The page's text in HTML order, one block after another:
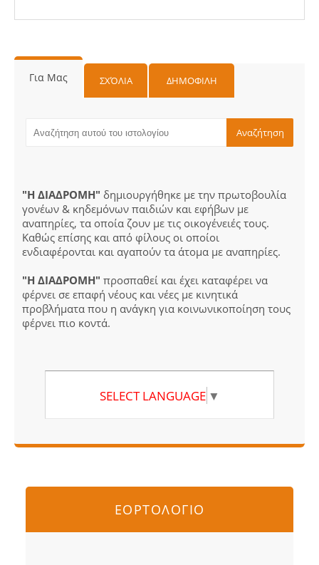
Για Μας ΣΧΌΛΙΑ ΔΗΜΟΦΙΛΗ
"Η ΔΙΑΔΡΟΜΗ" δημιουργήθηκε με την πρωτοβουλία
γονέων & κηδεμόνων παιδιών και εφήβων με
αναπηρίες, τα οποία ζουν με τις οικογένειές τους.
Καθώς επίσης και από φίλους οι οποίοι
ενδιαφέρονται και αγαπούν τα άτομα με αναπηρίες.
"Η ΔΙΑΔΡΟΜΗ" προσπαθεί και έχει καταφέρει να
φέρνει σε επαφή νέους και νέες με κινητικά
προβλήματα που η ανάγκη για κοινωνικοποίηση τους
φέρνει πιο κοντά.
SELECT LANGUAGE ▼
ΕΟΡΤΟΛΟΓΙΟ